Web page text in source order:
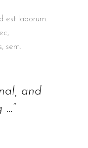
est laborum.
sem.
and
…”